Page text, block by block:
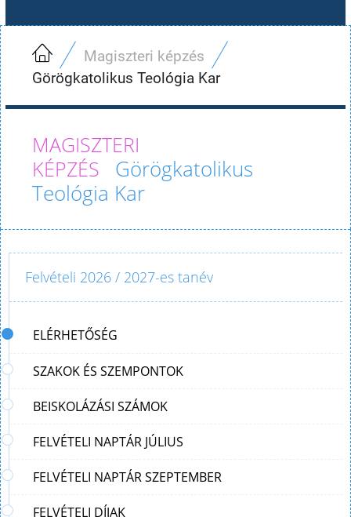
Magiszteri képzés
Görögkatolikus Teológia Kar
Görögkatolikus
Teológia Kar
Felvételi 2026 / 2027-es tanév
ELÉRHETŐSÉG
SZAKOK ÉS SZEMPONTOK
BEISKOLÁZÁSI SZÁMOK
FELVÉTELI NAPTÁR JÚLIUS
FELVÉTELI NAPTÁR SZEPTEMBER
FELVÉTELI DÍJAK